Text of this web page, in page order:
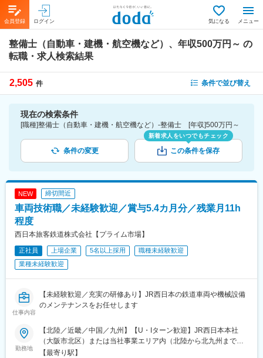
会員登録 ログイン 気になる メニュー
整備士（自動車・建機・航空機など）、年収500万円～ の
転職・求人検索結果
2,505 件 条件で並び替え
現在の検索条件
[職種]整備士（自動車・建機・航空機など）-整備士 [年収]500万円～
条件の変更
新着求人をいつでもチェック
この条件を保存
NEW 締切間近
車両技術職／未経験歓迎／賞与5.4カ月分／残業月11h
程度
西日本旅客鉄道株式会社【プライム市場】
正社員 上場企業 5名以上採用
職種未経験歓迎
業種未経験歓迎
仕事内容
【未経験歓迎／充実の研修あり】JR西日本の鉄道車両や機械設備
のメンテナンスをお任せします
勤務地
【北陸／近畿／中国／九州】【U・Iターン歓迎】JR西日本本社
（大阪市北区）または当社事業エリア内（北陸から北九州まで）
の各支社※可能な限り希望に沿う配属をいたします【北陸エリア】
【最寄り駅】